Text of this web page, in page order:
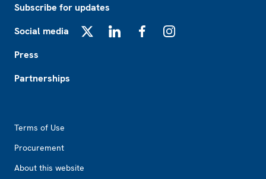
Subscribe for updates
Social media
Press
Partnerships
Terms of Use
Procurement
About this website